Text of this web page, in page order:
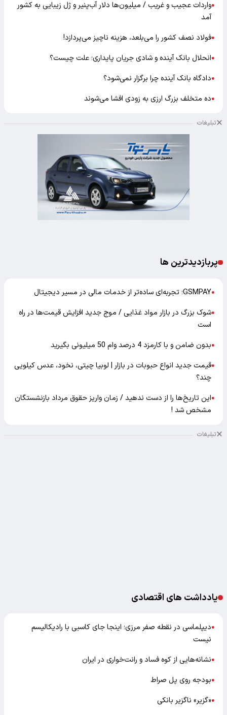
●واردات عجیب و غریب / میلیون‌ها دلار آب‌پنیر و ژل زیبایی به کشور
آمد
●فولاد نصف کشور را می‌بلعد، هزینه ناچیز می‌پردازد!
●انحلال بانک آینده و شادی جریان پایداری؛ علت چیست؟
●دادگاه بانک آینده چرا برگزار نمی‌شود؟
●ده متخلف بزرگ ارزی به زودی افشا می‌شوند
تبلیغات
پربازدیدترین ها
●GSMPAY؛ تجربه‌ای ساده‌تر از خدمات مالی در مسیر دیجیتال
●شوک بزرگ در بازار مواد غذایی / موج جدید افزایش قیمت‌ها در راه
است
●بدون ضامن و با کارمزد 4 درصد وام 50 میلیونی بگیرید
●قیمت جدید انواع حبوبات در بازار | لوبیا چیتی، نخود، عدس کیلویی
چند؟
●این تاریخ‌ها را از دست ندهید / زمان واریز حقوق مرداد بازنشستگان
مشخص شد !
تبلیغات
یادداشت های اقتصادی
●دیپلماسی در نقطه صفر مرزی؛ اینجا جای کاسبی با رادیکالیسم
نیست
●نشانه‌هایی از کوه فساد و رانت‌خواری در ایران
●بودجه روی پل صراط
●«گزیر» ناگزیر بانکی